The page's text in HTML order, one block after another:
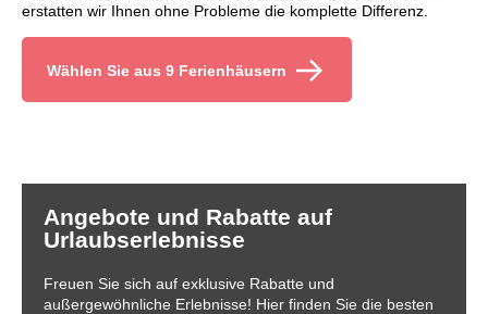
erstatten wir Ihnen ohne Probleme die komplette Differenz.
Wählen Sie aus 9 Ferienhäusern
Angebote und Rabatte auf
Urlaubserlebnisse
Freuen Sie sich auf exklusive Rabatte und
außergewöhnliche Erlebnisse! Hier finden Sie die besten